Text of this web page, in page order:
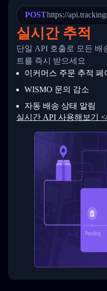
22
23
24
25
27
28
29
30
31
33
34
          },
          {
          }
        ]
      }
  }
}
POSThttps://
실시간 추적
단일 API 호출로 모든 배
트를 즉시 받으세요
이커머스 주문 추적 페
WISMO 문의 감소
자동 배송 상태 알림
실시간 API 사용해보기